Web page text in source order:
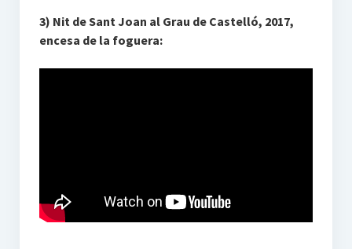
3) Nit de Sant Joan al Grau de Castelló, 2017,
encesa de la foguera: